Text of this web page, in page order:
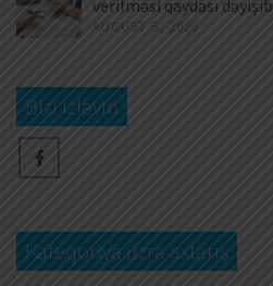
verilməsi qaydası dəyişib
AUGUST 5, 2026
Bizi izləyin
Kateqoriya üzrə axtarış